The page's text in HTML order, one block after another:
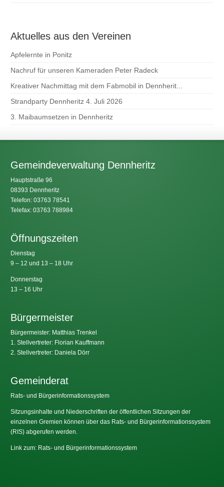
Aktuelles aus den Vereinen
Apfelernte in Ponitz
Nachruf für unseren Kameraden Peter Radeck
Kreativer Nachmittag mit dem Fabmobil in Dennherit...
Strandparty Dennheritz 4. Juli 2026
3. Maibaumsetzen in Dennheritz
Gemeindeverwaltung Dennheritz
Hauptstraße 96
08393 Dennheritz
Telefon: 03763 78541
Telefax: 03763 788984
Öffnungszeiten
Dienstag
9 – 12 und 13 – 18 Uhr
Donnerstag
13 – 16 Uhr
Bürgermeister
Bürgermeister: Matthias Trenkel
1. Stellvertreter: Florian Kauffmann
2. Stellvertreter: Daniela Dörr
Gemeinderat
Rats- und Bürgerinformationssystem
Sitzungsinhalte und Niederschriften der öffentlichen Sitzungen der
einzelnen Gremien können über das Rats- und Bürgerinformationssystem
(RIS) abgerufen werden.
Link zum: Rats- und Bürgerinformationssystem